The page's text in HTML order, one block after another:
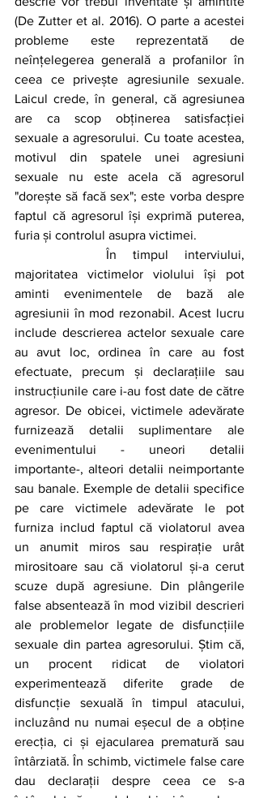
(De Zutter et al. 2016). O parte a acestei
probleme este reprezentată de
neînțelegerea generală a profanilor în
ceea ce privește agresiunile sexuale.
Laicul crede, în general, că agresiunea
are ca scop obținerea satisfacției
sexuale a agresorului. Cu toate acestea,
motivul din spatele unei agresiuni
sexuale nu este acela că agresorul
"dorește să facă sex"; este vorba despre
faptul că agresorul își exprimă puterea,
furia și controlul asupra victimei.
majoritatea victimelor violului își pot
aminti evenimentele de bază ale
agresiunii în mod rezonabil. Acest lucru
include descrierea actelor sexuale care
au avut loc, ordinea în care au fost
efectuate, precum și declarațiile sau
instrucțiunile care i-au fost date de către
agresor. De obicei, victimele adevărate
furnizează detalii suplimentare ale
evenimentului - uneori detalii
importante-, alteori detalii neimportante
sau banale. Exemple de detalii specifice
pe care victimele adevărate le pot
furniza includ faptul că violatorul avea
un anumit miros sau respirație urât
mirositoare sau că violatorul și-a cerut
scuze după agresiune. Din plângerile
false absentează în mod vizibil descrieri
ale problemelor legate de disfuncțiile
sexuale din partea agresorului. Știm că,
un procent ridicat de violatori
experimentează diferite grade de
disfuncție sexuală în timpul atacului,
incluzând nu numai eșecul de a obține
erecția, ci și ejacularea prematură sau
întârziată. În schimb, victimele false care
dau declarații despre ceea ce s-a